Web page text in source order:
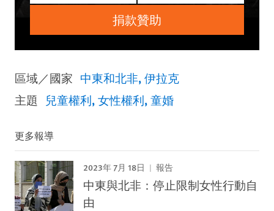
捐款贊助
區域／國家 中東和北非 伊拉克
主題 兒童權利 女性權利 童婚
更多報導
2023年 7月 18日 報告
中東與北非：停止限制女性行動自
由